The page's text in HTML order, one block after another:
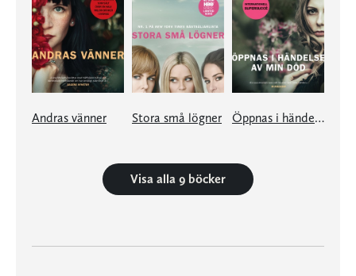
Andras vänner Stora små lögner Öppnas i händelse av min död
Visa alla 9 böcker